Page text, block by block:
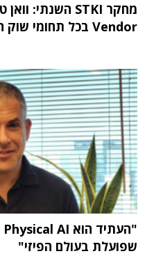
Vendor בכל תחומי שוק ה-IT
שפועלת בעולם הפיזי"